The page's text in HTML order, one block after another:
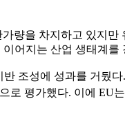
량을 차지하고 있지만
어지는 산업 생태계를
조성에 성과를 거뒀
로 평가했다. 이에 EU